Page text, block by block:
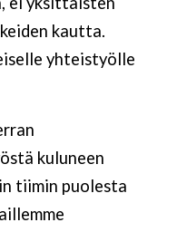
kautta.
yhteistyölle
kuluneen
tiimin puolesta